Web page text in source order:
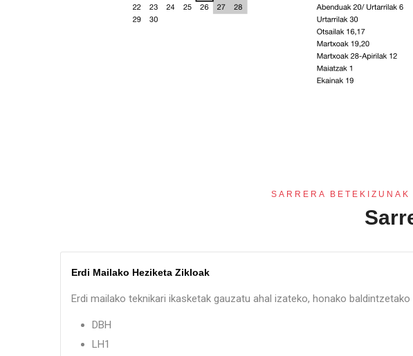
SARRERA
Erdi Mailako Heziketa Zikloak
Erdi mailako teknikari ikasketak gauzatu ahal izateko, honako
DBH
LH1